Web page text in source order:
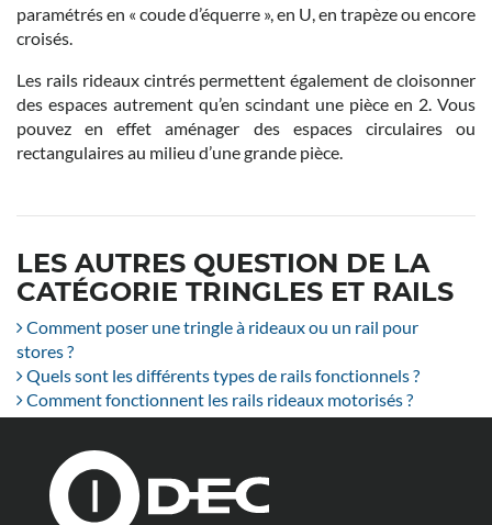
paramétrés en « coude d’équerre », en U, en trapèze ou encore
croisés.
Les rails rideaux cintrés permettent également de cloisonner
des espaces autrement qu’en scindant une pièce en 2. Vous
pouvez en effet aménager des espaces circulaires ou
rectangulaires au milieu d’une grande pièce.
LES AUTRES QUESTION DE LA
CATÉGORIE TRINGLES ET RAILS
Comment poser une tringle à rideaux ou un rail pour
stores ?
Quels sont les différents types de rails fonctionnels ?
Comment fonctionnent les rails rideaux motorisés ?